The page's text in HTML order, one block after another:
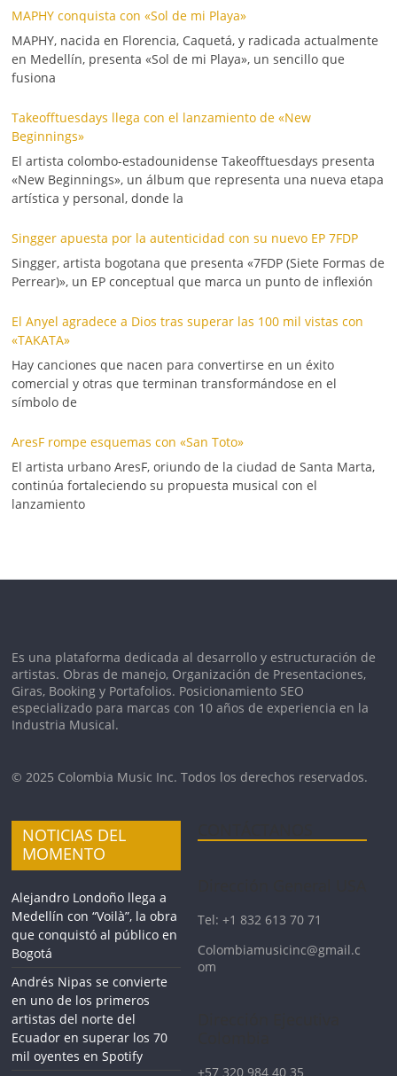
MAPHY conquista con «Sol de mi Playa»
MAPHY, nacida en Florencia, Caquetá, y radicada actualmente
en Medellín, presenta «Sol de mi Playa», un sencillo que
fusiona
Takeofftuesdays llega con el lanzamiento de «New
Beginnings»
El artista colombo-estadounidense Takeofftuesdays presenta
«New Beginnings», un álbum que representa una nueva etapa
artística y personal, donde la
Singger apuesta por la autenticidad con su nuevo EP 7FDP
Singger, artista bogotana que presenta «7FDP (Siete Formas de
Perrear)», un EP conceptual que marca un punto de inflexión
El Anyel agradece a Dios tras superar las 100 mil vistas con
«TAKATA»
Hay canciones que nacen para convertirse en un éxito
comercial y otras que terminan transformándose en el
símbolo de
AresF rompe esquemas con «San Toto»
El artista urbano AresF, oriundo de la ciudad de Santa Marta,
continúa fortaleciendo su propuesta musical con el
lanzamiento
Es una plataforma dedicada al desarrollo y estructuración de
artistas. Obras de manejo, Organización de Presentaciones,
Giras, Booking y Portafolios. Posicionamiento SEO
especializado para marcas con 10 años de experiencia en la
Industria Musical.
© 2025 Colombia Music Inc. Todos los derechos reservados.
NOTICIAS DEL
MOMENTO
Alejandro Londoño llega a
Medellín con “Voilà”, la obra
que conquistó al público en
Bogotá
Andrés Nipas se convierte
en uno de los primeros
artistas del norte del
Ecuador en superar los 70
mil oyentes en Spotify
Tel: +1 832 613 70 71
Colombiamusicinc@gmail.c
om
+57 320 984 40 35